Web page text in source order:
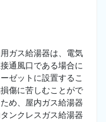
ガス給湯器は、電気
通風口である場合に
ゼットに設置するこ
傷に苦しむことがで
め、屋内ガス給湯器
ンクレスガス給湯器